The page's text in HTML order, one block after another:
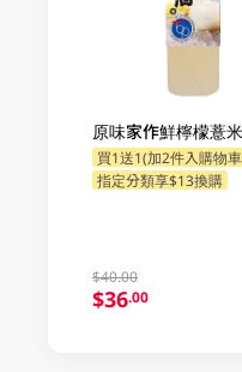
原味家作鮮檸檬薏
買1送1(加2件入購物
指定分類享$13換購
$40.00
$36.00